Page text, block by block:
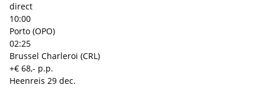
direct
10:00
Porto (OPO)
02:25
Brussel Charleroi (CRL)
+€ 68,- p.p.
Heenreis 29 dec.